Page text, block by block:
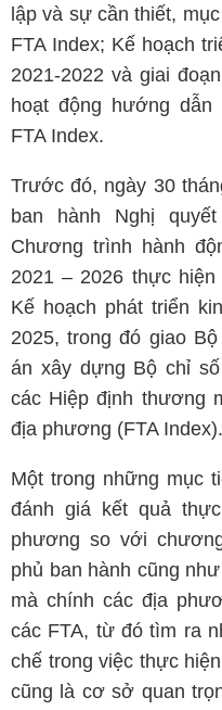
lập và sự cần thiết,
FTA Index; Kế hoạch
2021-2022 và giai
hoạt động hướng
FTA Index.
Trước đó, ngày 30
ban hành Nghị
Chương trình hành
2021 – 2026 thực
Kế hoạch phát triển
2025, trong đó giao
án xây dựng Bộ chỉ
các Hiệp định thương
địa phương (FTA Index).
Một trong những mục
đánh giá kết quả
phương so với
phủ ban hành cũng
mà chính các địa
các FTA, từ đó tìm ra
chế trong việc thực
cũng là cơ sở quan